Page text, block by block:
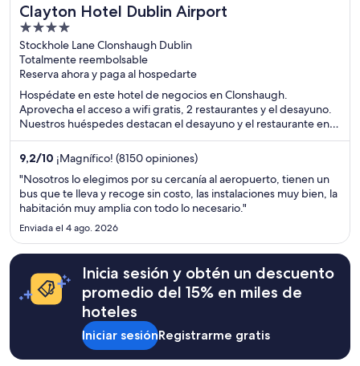
Clayton Hotel Dublin Airport
4
out
of
5
Stockhole Lane Clonshaugh Dublin
Totalmente reembolsable
Reserva ahora y paga al hospedarte
Hospédate en este hotel de negocios en Clonshaugh.
Aprovecha el acceso a wifi gratis, 2 restaurantes y el desayuno.
Nuestros huéspedes destacan el desayuno y el restaurante en
sus opiniones. Estarás muy cerca de atracciones como Estadio
Croke Park y O'Connell Street.
9,2/10 ¡Magnífico! (8150 opiniones)
"Nosotros lo elegimos por su cercanía al aeropuerto, tienen un
bus que te lleva y recoge sin costo, las instalaciones muy bien, la
habitación muy amplia con todo lo necesario."
Enviada el 4 ago. 2026
Inicia sesión y obtén un descuento
promedio del 15% en miles de
hoteles
Iniciar sesiónRegistrarme gratis